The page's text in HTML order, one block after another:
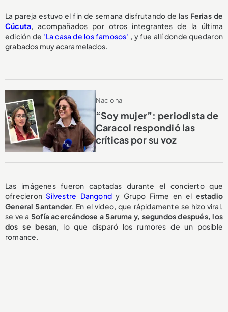
La pareja estuvo el fin de semana disfrutando de las Ferias de
Cúcuta, acompañados por otros integrantes de la última
edición de 'La casa de los famosos' , y fue allí donde quedaron
grabados muy acaramelados.
Nacional
“Soy mujer”: periodista de
Caracol respondió las
críticas por su voz
Las imágenes fueron captadas durante el concierto que
ofrecieronSilvestre Dangond y Grupo Firme en el estadio
General Santander. En el video, que rápidamente se hizo viral,
se ve a Sofía acercándose a Saruma y, segundos después, los
dos se besan, lo que disparó los rumores de un posible
romance.